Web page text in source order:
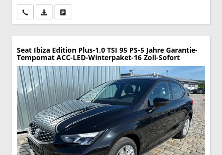
Wir rufen Sie anPDF-Datei, Fahrzeugexposé drucken
Seat Ibiza Edition Plus-1,0 TSI 95 PS-5 Jahre Garantie-
Tempomat ACC-LED-Winterpaket-16 Zoll-Sofort